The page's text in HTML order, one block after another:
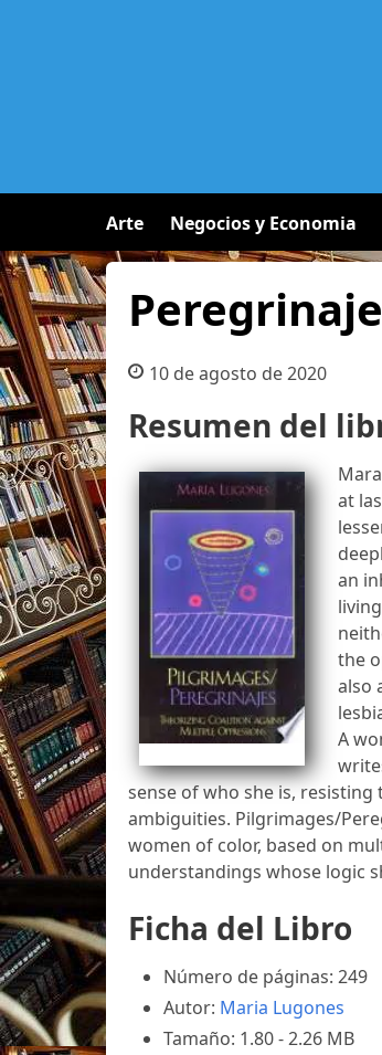
Arte Negocios y Economia
10 de agosto de 2020
Resumen del
at
an
the
also
A
sense of who she is,
ambiguities. Pilgrimages/
women of color, based on
understandings whose logic
Ficha del Libro
Número de páginas: 249
Autor: Maria Lugones
Tamaño: 1.80 - 2.26 MB